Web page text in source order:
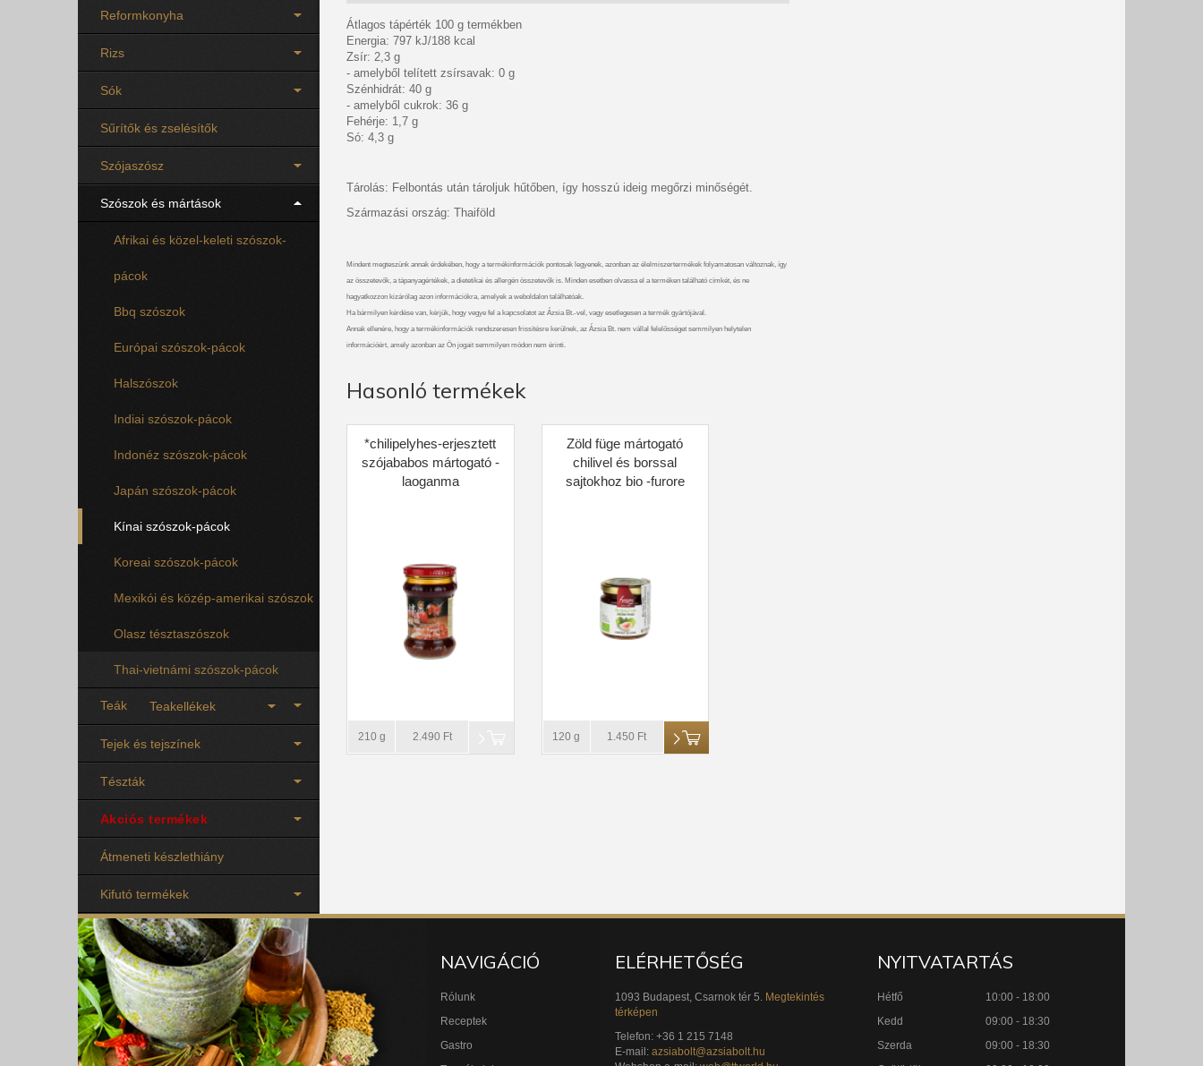
Reformkonyha
Rizs
Sók
Sűrítők és zselésítők
Szójaszósz
Szószok és mártások
Afrikai és közel-keleti szószok-
pácok
Bbq szószok
Európai szószok-pácok
Halszószok
Indiai szószok-pácok
Indonéz szószok-pácok
Japán szószok-pácok
Kínai szószok-pácok
Koreai szószok-pácok
Mexikói és közép-amerikai szószok
Olasz tésztaszószok
Thai-vietnámi szószok-pácok
Teák Teakellékek
Tejek és tejszínek
Tészták
Akciós termékek
Átmeneti készlethiány
Kifutó termékek
Átlagos tápérték 100 g termékben
Energia: 797 kJ/188 kcal
Zsír: 2,3 g
- amelyből telített zsírsavak: 0 g
Szénhidrát: 40 g
- amelyből cukrok: 36 g
Fehérje: 1,7 g
Só: 4,3 g
Tárolás: Felbontás után tároljuk hűtőben, így hosszú ideig megőrzi minőségét.
Származási ország: Thaiföld
Mindent megteszünk annak érdekében, hogy a termékinformációk pontosak legyenek, azonban az élelmiszertermékek folyamatosan változnak, így
az összetevők, a tápanyagértékek, a dietetikai és allergén összetevők is. Minden esetben olvassa el a terméken található címkét, és ne
hagyatkozzon kizárólag azon információkra, amelyek a weboldalon találhatóak.
Ha bármilyen kérdése van, kérjük, hogy vegye fel a kapcsolatot az Ázsia Bt.-vel, vagy esetlegesen a termék gyártójával.
Annak ellenére, hogy a termékinformációk rendszeresen frissítésre kerülnek, az Ázsia Bt. nem vállal felelősséget semmilyen helytelen
információért, amely azonban az Ön jogait semmilyen módon nem érinti.
Hasonló termékek
*chilipelyhes-erjesztett
szójababos mártogató -
laoganma
210 g 2.490 Ft
Zöld füge mártogató
chilivel és borssal
sajtokhoz bio -furore
120 g 1.450 Ft
NAVIGÁCIÓ
Rólunk
Receptek
Gastro
ELÉRHETŐSÉG
1093 Budapest, Csarnok tér 5. Megtekintés
térképen
Telefon: +36 1 215 7148
E-mail: azsiabolt@azsiabolt.hu
NYITVATARTÁS
Hétfő
10:00 - 18:00
Kedd
09:00 - 18:30
Szerda
09:00 - 18:30